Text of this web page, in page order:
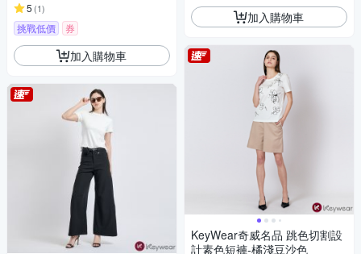
5 (1)
挑戰低價 券
加入購物車
加入購物車
KeyWear奇威名品 跳色切割設
計素色短褲-橘淺豆沙色